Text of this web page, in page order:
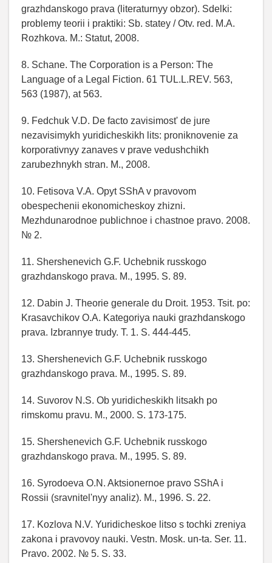
grazhdanskogo prava (literaturnyy obzor). Sdelki:
problemy teorii i praktiki: Sb. statey / Otv. red. M.A.
Rozhkova. M.: Statut, 2008.
8. Schane. The Corporation is a Person: The
Language of a Legal Fiction. 61 TUL.L.REV. 563,
563 (1987), at 563.
9. Fedchuk V.D. De facto zavisimost' de jure
nezavisimykh yuridicheskikh lits: proniknovenie za
korporativnyy zanaves v prave vedushchikh
zarubezhnykh stran. M., 2008.
10. Fetisova V.A. Opyt SShA v pravovom
obespechenii ekonomicheskoy zhizni.
Mezhdunarodnoe publichnoe i chastnoe pravo. 2008.
№ 2.
11. Shershenevich G.F. Uchebnik russkogo
grazhdanskogo prava. M., 1995. S. 89.
12. Dabin J. Theorie generale du Droit. 1953. Tsit. po:
Krasavchikov O.A. Kategoriya nauki grazhdanskogo
prava. Izbrannye trudy. T. 1. S. 444-445.
13. Shershenevich G.F. Uchebnik russkogo
grazhdanskogo prava. M., 1995. S. 89.
14. Suvorov N.S. Ob yuridicheskikh litsakh po
rimskomu pravu. M., 2000. S. 173-175.
15. Shershenevich G.F. Uchebnik russkogo
grazhdanskogo prava. M., 1995. S. 89.
16. Syrodoeva O.N. Aktsionernoe pravo SShA i
Rossii (sravnitel'nyy analiz). M., 1996. S. 22.
17. Kozlova N.V. Yuridicheskoe litso s tochki zreniya
zakona i pravovoy nauki. Vestn. Mosk. un-ta. Ser. 11.
Pravo. 2002. № 5. S. 33.